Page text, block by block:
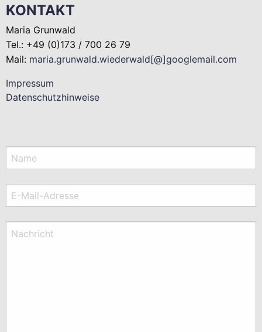
KONTAKT
Maria Grunwald
Tel.: +49 (0)173 / 700 26 79
Mail: maria.grunwald.wiederwald[@]googlemail.com
Impressum
Datenschutzhinweise
Name
E-Mail-Adresse
Nachricht